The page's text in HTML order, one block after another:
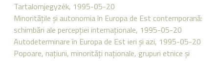
Tartalomjegyzék, 1995-05-20
Minorităţile şi autonomia în Europa de Est contemporană:
schimbări ale percepţiei internaţionale, 1995-05-20
Autodeterminare în Europa de Est ieri şi azi, 1995-05-20
Popoare, naţiuni, minorităţi naţionale, grupuri etnice şi